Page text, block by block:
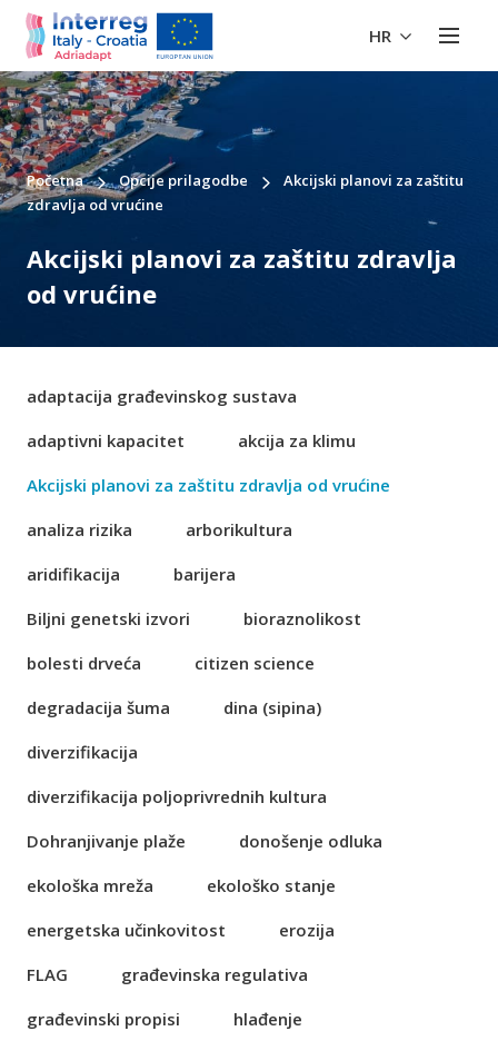
HR
Početna Opcije prilagodbe
Akcijski planovi za zaštitu
zdravlja od vrućine
Akcijski planovi za zaštitu zdravlja
od vrućine
adaptacija građevinskog sustava
adaptivni kapacitet
akcija za klimu
Akcijski planovi za zaštitu zdravlja od vrućine
analiza rizika
arborikultura
aridifikacija
barijera
Biljni genetski izvori
bioraznolikost
bolesti drveća
citizen science
degradacija šuma
dina (sipina)
diverzifikacija
diverzifikacija poljoprivrednih kultura
Dohranjivanje plaže
donošenje odluka
ekološka mreža
ekološko stanje
energetska učinkovitost
erozija
FLAG
građevinska regulativa
građevinski propisi
hlađenje